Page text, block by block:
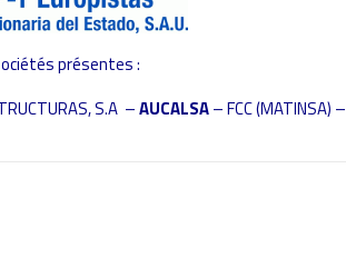
présentes :
S.A –AUCALSA– FCC (MATINSA) –